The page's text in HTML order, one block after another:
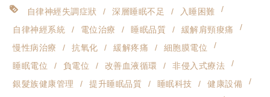
自律神經失調症狀 深層睡眠不足
入睡困難
自律神經系統
電位治療 睡眠品質
緩解肩頸痠痛
慢性病治療
抗氧化 緩解疼痛
細胞膜電位
睡眠電位
負電位 改善血液循環
非侵入式療法
銀髮族健康管理
提升睡眠品質 睡眠科技
健康設備